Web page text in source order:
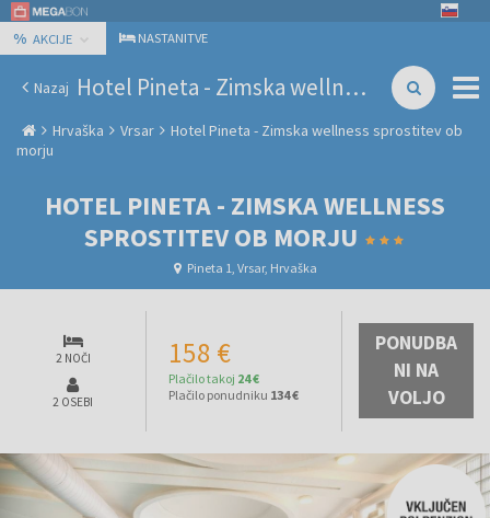
% AKCIJE NASTANITVE
Nazaj Hotel Pineta - Zimska wellness sprostitev ob morju
Hrvaška Vrsar
Hotel Pineta - Zimska wellness sprostitev ob
morju
HOTEL PINETA - ZIMSKA WELLNESS
SPROSTITEV OB MORJU
Pineta 1, Vrsar, Hrvaška
2 NOČI
2 OSEBI
158 €
Plačilo takoj 24 €
Plačilo ponudniku 134 €
PONUDBA
NI NA
VOLJO